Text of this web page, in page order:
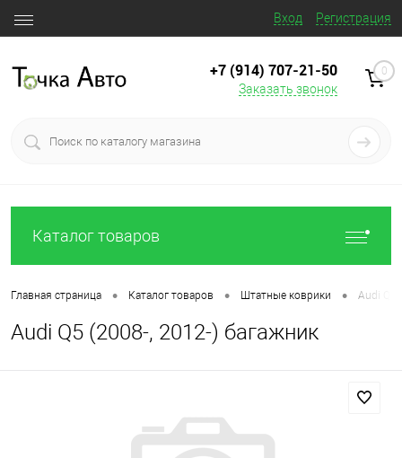
Вход Регистрация
+7 (914) 707‒21‒50
Заказать звонок
0
Каталог товаров
Главная страница • Каталог товаров • Штатные коврики • Audi Q5
Audi Q5 (2008-, 2012-) багажник